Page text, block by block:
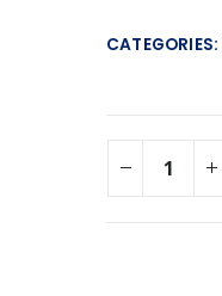
CATEGORIES: